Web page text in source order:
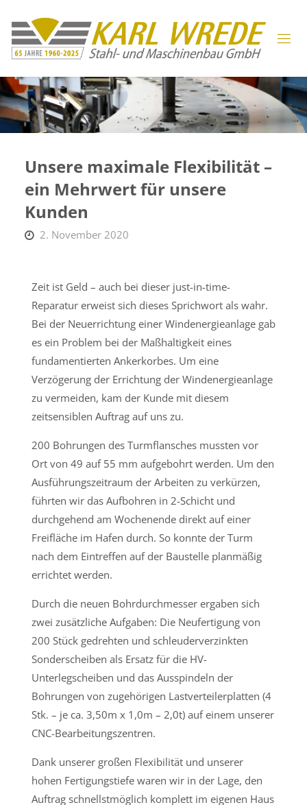
Unsere maximale Flexibilität –
ein Mehrwert für unsere
Kunden
2. November 2020
Zeit ist Geld – auch bei dieser just-in-time-
Reparatur erweist sich dieses Sprichwort als wahr.
Bei der Neuerrichtung einer Windenergieanlage gab
es ein Problem bei der Maßhaltigkeit eines
fundamentierten Ankerkorbes. Um eine
Verzögerung der Errichtung der Windenergieanlage
zu vermeiden, kam der Kunde mit diesem
zeitsensiblen Auftrag auf uns zu.
200 Bohrungen des Turmflansches mussten vor
Ort von 49 auf 55 mm aufgebohrt werden. Um den
Ausführungszeitraum der Arbeiten zu verkürzen,
führten wir das Aufbohren in 2-Schicht und
durchgehend am Wochenende direkt auf einer
Freifläche im Hafen durch. So konnte der Turm
nach dem Eintreffen auf der Baustelle planmäßig
errichtet werden.
Durch die neuen Bohrdurchmesser ergaben sich
zwei zusätzliche Aufgaben: Die Neufertigung von
200 Stück gedrehten und schleuderverzinkten
Sonderscheiben als Ersatz für die HV-
Unterlegscheiben und das Ausspindeln der
Bohrungen von zugehörigen Lastverteilerplatten (4
Stk. – je ca. 3,50m x 1,0m – 2,0t) auf einem unserer
CNC-Bearbeitungszentren.
Dank unserer großen Flexibilität und unserer
hohen Fertigungstiefe waren wir in der Lage, den
Auftrag schnellstmöglich komplett im eigenen Haus